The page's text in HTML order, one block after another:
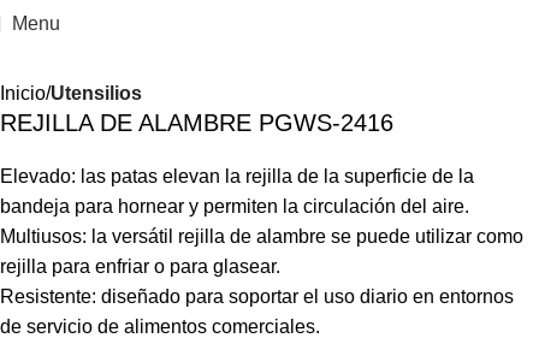
Menu
Inicio Utensilios
REJILLA DE ALAMBRE PGWS-2416
Elevado: las patas elevan la rejilla de la superficie de la
bandeja para hornear y permiten la circulación del aire.
Multiusos: la versátil rejilla de alambre se puede utilizar como
rejilla para enfriar o para glasear.
Resistente: diseñado para soportar el uso diario en entornos
de servicio de alimentos comerciales.